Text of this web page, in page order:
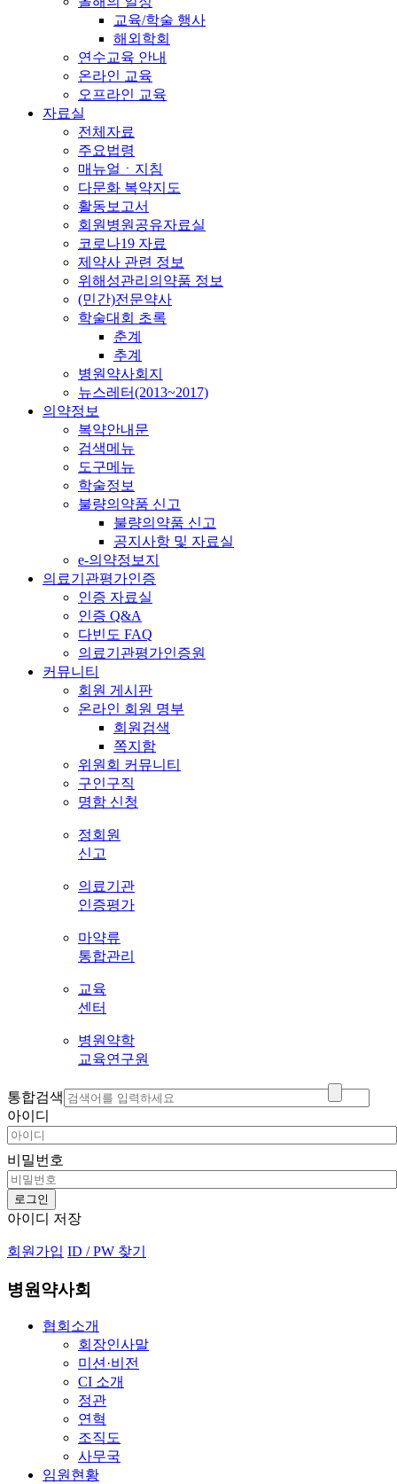
교육/학술 행사
해외학회
연수교육 안내
온라인 교육
오프라인 교육
자료실
전체자료
주요법령
매뉴얼ㆍ지침
다문화 복약지도
활동보고서
회원병원공유자료실
코로나19 자료
제약사 관련 정보
위해성관리의약품 정보
(민간)전문약사
학술대회 초록
춘계
추계
병원약사회지
뉴스레터(2013~2017)
의약정보
복약안내문
검색메뉴
도구메뉴
학술정보
불량의약품 신고
불량의약품 신고
공지사항 및 자료실
e-의약정보지
의료기관평가인증
인증 자료실
인증 Q&A
다빈도 FAQ
의료기관평가인증원
커뮤니티
회원 게시판
온라인 회원 명부
회원검색
쪽지함
위원회 커뮤니티
구인구직
명함 신청
정회원
신고
의료기관
인증평가
마약류
통합관리
교육
센터
병원약학
교육연구원
통합검색
아이디
비밀번호
아이디 저장
회원가입 ID / PW 찾기
병원약사회
협회소개
회장인사말
미션·비전
CI 소개
정관
연혁
조직도
사무국
임원현황